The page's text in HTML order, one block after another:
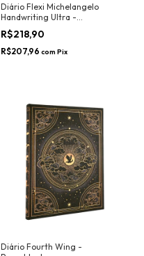
Diário Flexi Michelangelo
Handwriting Ultra -
PAPERBLANKS
R$218,90
R$207,96 com Pix
Diário Fourth Wing -